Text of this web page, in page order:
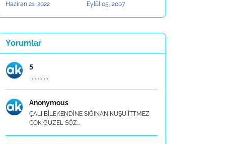
Haziran 21, 2022 Eylül 05, 2007
Yorumlar
5
.,,,,,,,,,,,,
Anonymous
ÇALI BİLEKENDİNE SIĞINAN KUŞU İTTMEZ
COK GUZEL SÖZ...